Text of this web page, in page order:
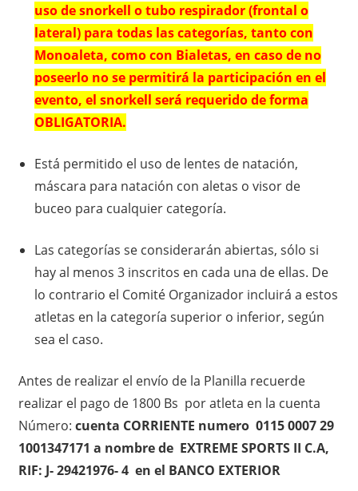
uso de snorkell o tubo respirador (frontal o
lateral) para todas las categorías, tanto con
Monoaleta, como con Bialetas, en caso de no
poseerlo no se permitirá la participación en el
evento, el snorkell será requerido de forma
OBLIGATORIA.
Está permitido el uso de lentes de natación,
máscara para natación con aletas o visor de
buceo para cualquier categoría.
Las categorías se considerarán abiertas, sólo si
hay al menos 3 inscritos en cada una de ellas. De
lo contrario el Comité Organizador incluirá a estos
atletas en la categoría superior o inferior, según
sea el caso.
Antes de realizar el envío de la Planilla recuerde
realizar el pago de 1800 Bs por atleta en la cuenta
Número: cuenta CORRIENTE numero 0115 0007 29
1001347171 a nombre de EXTREME SPORTS II C.A,
RIF: J- 29421976- 4 en el BANCO EXTERIOR